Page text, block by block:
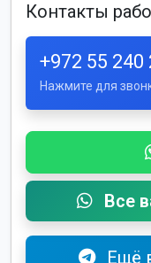
Контакты
+972 55 240
Нажмите для
Все
Ещё